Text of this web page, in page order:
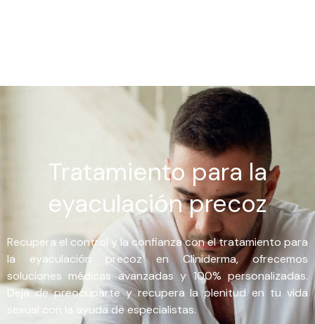
Tratamiento para la
eyaculación precoz
Recupera el control y la confianza con el tratamiento para
la eyaculación precoz en Cliniderma, ofrecemos
soluciones médicas avanzadas y 100% personalizadas.
Deja de preocuparte y recupera la plenitud en tu vida
sexual con la ayuda de especialistas.